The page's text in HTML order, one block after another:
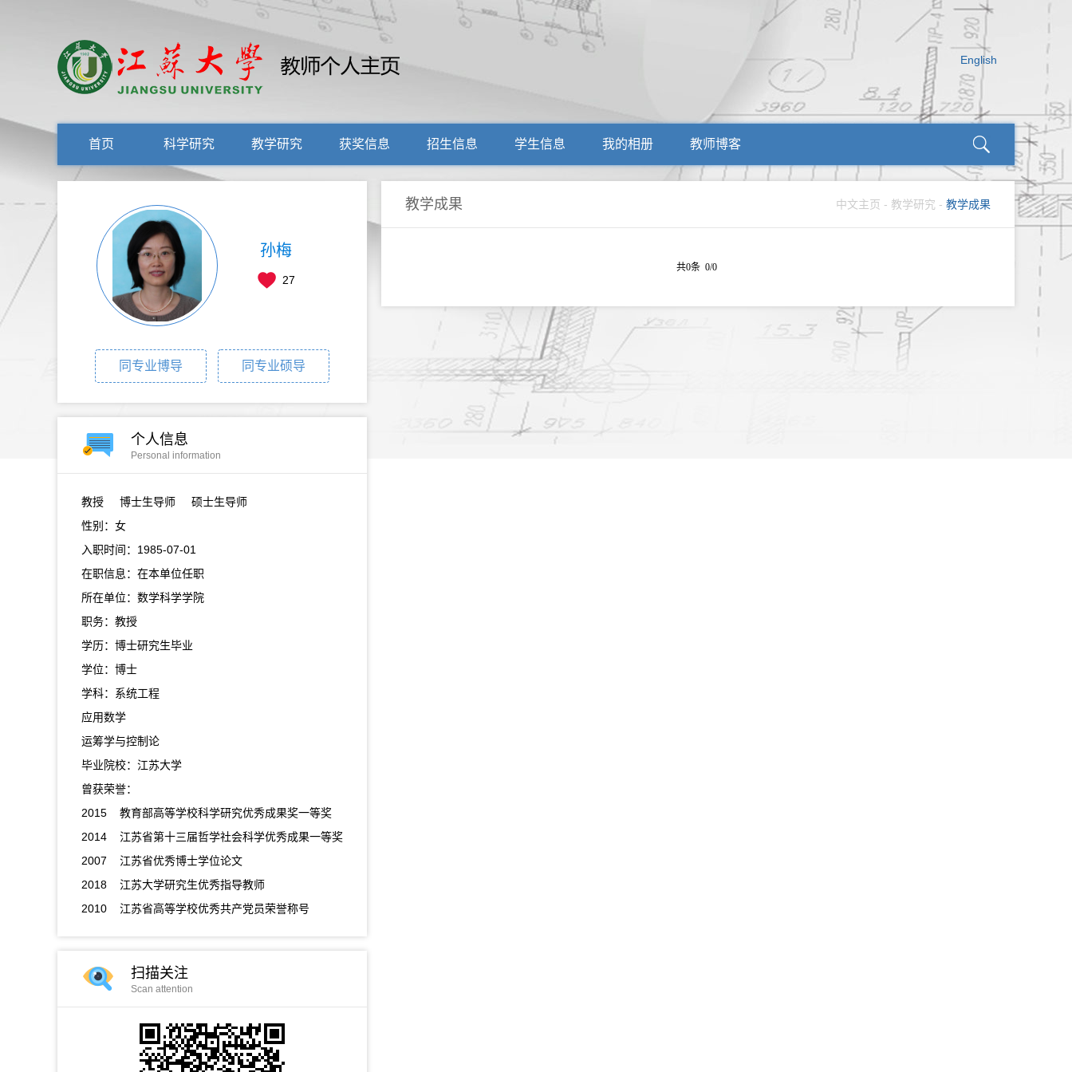
English
首页 科学研究 教学研究 获奖信息 招生信息 学生信息 我的相册 教师博客
孙梅
27
同专业博导 同专业硕导
个人信息
Personal information
教授
博士生导师 硕士生导师
性别：女
入职时间：1985-07-01
在职信息：在本单位任职
所在单位：数学科学学院
职务：教授
学历：博士研究生毕业
学位：博士
学科：系统工程
应用数学
运筹学与控制论
毕业院校：江苏大学
曾获荣誉：
2015 教育部高等学校科学研究优秀成果奖一等奖
2014 江苏省第十三届哲学社会科学优秀成果一等奖
2007 江苏省优秀博士学位论文
2018 江苏大学研究生优秀指导教师
2010 江苏省高等学校优秀共产党员荣誉称号
扫描关注
Scan attention
教学成果 中文主页 - 教学研究 - 教学成果
共0条 0/0